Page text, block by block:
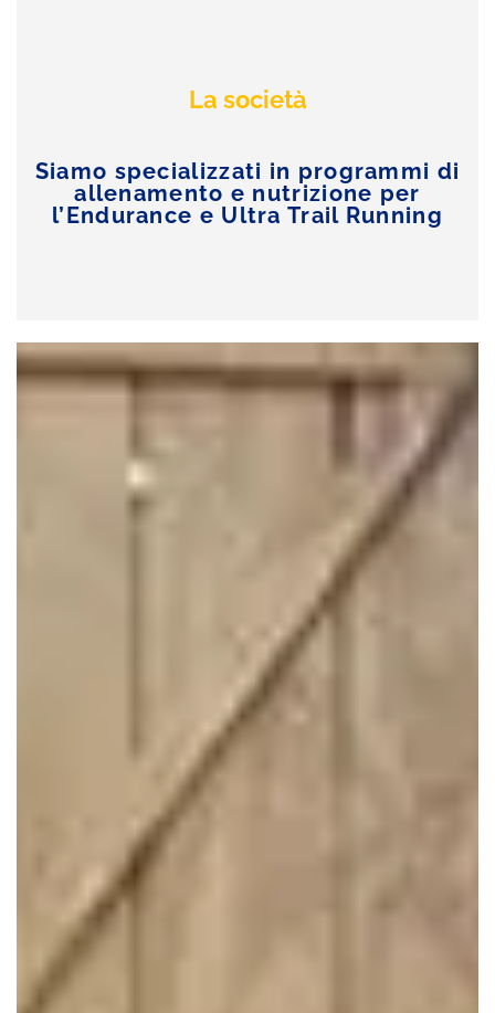
La società
Siamo specializzati in programmi di
allenamento e nutrizione per
l’Endurance e Ultra Trail Running